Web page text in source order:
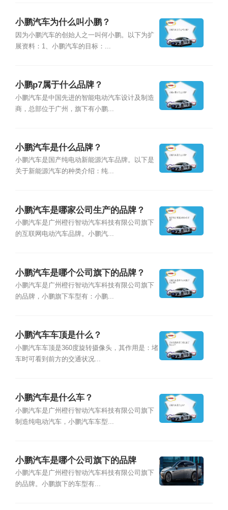
小鹏汽车为什么叫小鹏？
因为小鹏汽车的创始人之一叫何小鹏。以下为扩
展资料：1、小鹏汽车的目标：...
小鹏p7属于什么品牌？
小鹏汽车是中国先进的智能电动汽车设计及制造
商，总部位于广州，旗下有小鹏...
小鹏汽车是什么品牌？
小鹏汽车是国产纯电动新能源汽车品牌。以下是
关于新能源汽车的种类介绍：纯...
小鹏汽车是哪家公司生产的品牌？
小鹏汽车是广州橙行智动汽车科技有限公司旗下
的互联网电动汽车品牌。小鹏汽...
小鹏汽车是哪个公司旗下的品牌？
小鹏汽车是广州橙行智动汽车科技有限公司旗下
的品牌，小鹏旗下车型有：小鹏...
小鹏汽车车顶是什么？
小鹏汽车车顶是360度旋转摄像头，其作用是：堵
车时可看到前方的交通状况...
小鹏汽车是什么车？
小鹏汽车是广州橙行智动汽车科技有限公司旗下
制造纯电动汽车，小鹏汽车车型...
小鹏汽车是哪个公司旗下的品牌
小鹏汽车是广州橙行智动汽车科技有限公司旗下
的品牌。小鹏旗下的车型有...